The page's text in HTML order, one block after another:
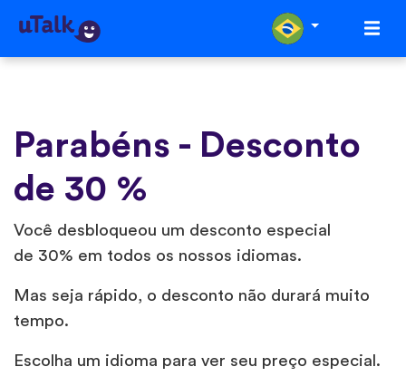
Parabéns - Desconto
de 30 %
Você desbloqueou um desconto especial
de 30% em todos os nossos idiomas.
Mas seja rápido, o desconto não durará muito
tempo.
Escolha um idioma para ver seu preço especial.